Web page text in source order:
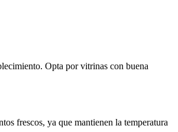
Opta por vitrinas con buena
frescos, ya que mantienen la temperatura